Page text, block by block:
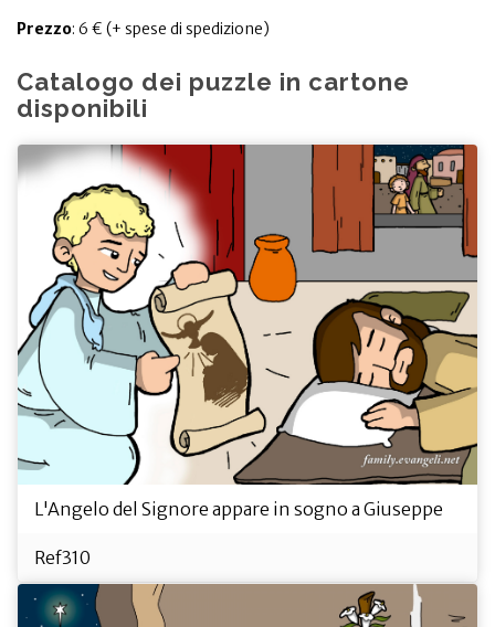
Prezzo: 6 € (+ spese di spedizione)
Catalogo dei puzzle in cartone
disponibili
L'Angelo del Signore appare in sogno a Giuseppe
Ref310